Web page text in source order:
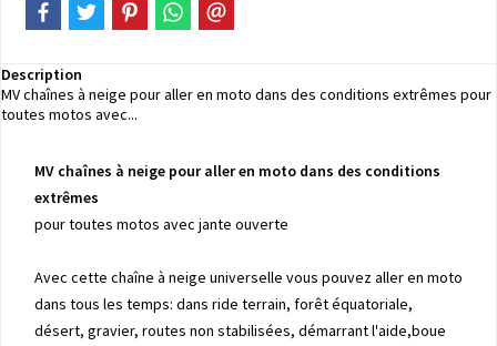
Description
MV chaînes à neige pour aller en moto dans des conditions extrêmes pour
toutes motos avec...
MV chaînes à neige pour aller en moto dans des conditions
extrêmes
pour toutes motos avec jante ouverte
Avec cette chaîne à neige universelle vous pouvez aller en moto
dans tous les temps: dans ride terrain, forêt équatoriale,
désert, gravier, routes non stabilisées, démarrant l'aide,boue